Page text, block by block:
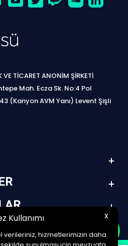
Kullanımı x
verileriniz, hizmetlerimizin daha
TİCARET ANONİM ŞİRKETİ
Mah. Ecza Sk. No:4 Pol
(Kanyon AVM Yanı) Levent Şişli